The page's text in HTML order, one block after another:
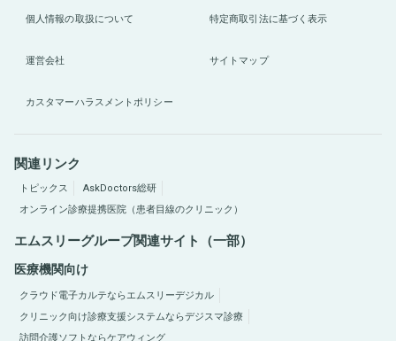
個人情報の取扱について 特定商取引法に基づく表示
運営会社 サイトマップ
カスタマーハラスメントポリシー
関連リンク
トピックス
AskDoctors総研
オンライン診療提携医院（患者目線のクリニック）
エムスリーグループ関連サイト（一部）
医療機関向け
クラウド電子カルテならエムスリーデジカル
クリニック向け診療支援システムならデジスマ診療
訪問介護ソフトならケアウィング